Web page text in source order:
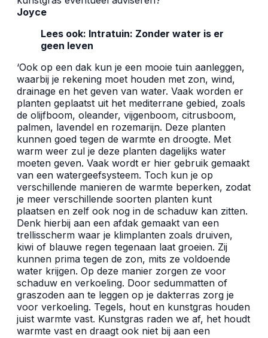
Joyce
Lees ook: Intratuin: Zonder water is er
geen leven
‘Ook op een dak kun je een mooie tuin aanleggen,
waarbij je rekening moet houden met zon, wind,
drainage en het geven van water. Vaak worden er
planten geplaatst uit het mediterrane gebied, zoals
de olijfboom, oleander, vijgenboom, citrusboom,
palmen, lavendel en rozemarijn. Deze planten
kunnen goed tegen de warmte en droogte. Met
warm weer zul je deze planten dagelijks water
moeten geven. Vaak wordt er hier gebruik gemaakt
van een watergeefsysteem. Toch kun je op
verschillende manieren de warmte beperken, zodat
je meer verschillende soorten planten kunt
plaatsen en zelf ook nog in de schaduw kan zitten.
Denk hierbij aan een afdak gemaakt van een
trellisscherm waar je klimplanten zoals druiven,
kiwi of blauwe regen tegenaan laat groeien. Zij
kunnen prima tegen de zon, mits ze voldoende
water krijgen. Op deze manier zorgen ze voor
schaduw en verkoeling. Door sedummatten of
graszoden aan te leggen op je dakterras zorg je
voor verkoeling. Tegels, hout en kunstgras houden
juist warmte vast. Kunstgras raden we af, het houdt
warmte vast en draagt ook niet bij aan een